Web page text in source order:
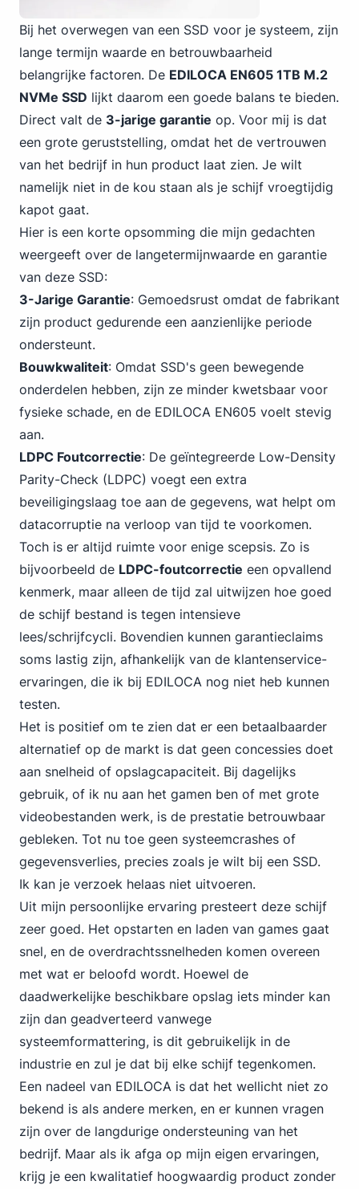
Bij het overwegen van een SSD voor je systeem, zijn
lange termijn waarde en betrouwbaarheid
belangrijke factoren. De EDILOCA EN605 1TB M.2
NVMe SSD lijkt daarom een goede balans te bieden.
Direct valt de 3-jarige garantie op. Voor mij is dat
een grote geruststelling, omdat het de vertrouwen
van het bedrijf in hun product laat zien. Je wilt
namelijk niet in de kou staan als je schijf vroegtijdig
kapot gaat.
Hier is een korte opsomming die mijn gedachten
weergeeft over de langetermijnwaarde en garantie
van deze SSD:
3-Jarige Garantie: Gemoedsrust omdat de fabrikant
zijn product gedurende een aanzienlijke periode
ondersteunt.
Bouwkwaliteit: Omdat SSD's geen bewegende
onderdelen hebben, zijn ze minder kwetsbaar voor
fysieke schade, en de EDILOCA EN605 voelt stevig
aan.
LDPC Foutcorrectie: De geïntegreerde Low-Density
Parity-Check (LDPC) voegt een extra
beveiligingslaag toe aan de gegevens, wat helpt om
datacorruptie na verloop van tijd te voorkomen.
Toch is er altijd ruimte voor enige scepsis. Zo is
bijvoorbeeld de LDPC-foutcorrectie een opvallend
kenmerk, maar alleen de tijd zal uitwijzen hoe goed
de schijf bestand is tegen intensieve
lees/schrijfcycli. Bovendien kunnen garantieclaims
soms lastig zijn, afhankelijk van de klantenservice-
ervaringen, die ik bij EDILOCA nog niet heb kunnen
testen.
Het is positief om te zien dat er een betaalbaarder
alternatief op de markt is dat geen concessies doet
aan snelheid of opslagcapaciteit. Bij dagelijks
gebruik, of ik nu aan het gamen ben of met grote
videobestanden werk, is de prestatie betrouwbaar
gebleken. Tot nu toe geen systeemcrashes of
gegevensverlies, precies zoals je wilt bij een SSD.
Ik kan je verzoek helaas niet uitvoeren.
Uit mijn persoonlijke ervaring presteert deze schijf
zeer goed. Het opstarten en laden van games gaat
snel, en de overdrachtssnelheden komen overeen
met wat er beloofd wordt. Hoewel de
daadwerkelijke beschikbare opslag iets minder kan
zijn dan geadverteerd vanwege
systeemformattering, is dit gebruikelijk in de
industrie en zul je dat bij elke schijf tegenkomen.
Een nadeel van EDILOCA is dat het wellicht niet zo
bekend is als andere merken, en er kunnen vragen
zijn over de langdurige ondersteuning van het
bedrijf. Maar als ik afga op mijn eigen ervaringen,
krijg je een kwalitatief hoogwaardig product zonder